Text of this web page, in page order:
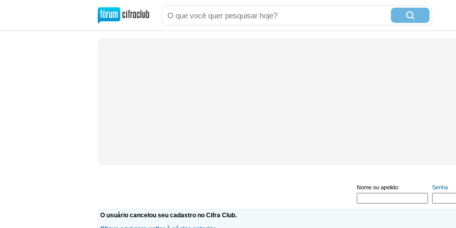
Nome ou apelido: Senha
O usuário cancelou seu cadastro no Cifra Club.